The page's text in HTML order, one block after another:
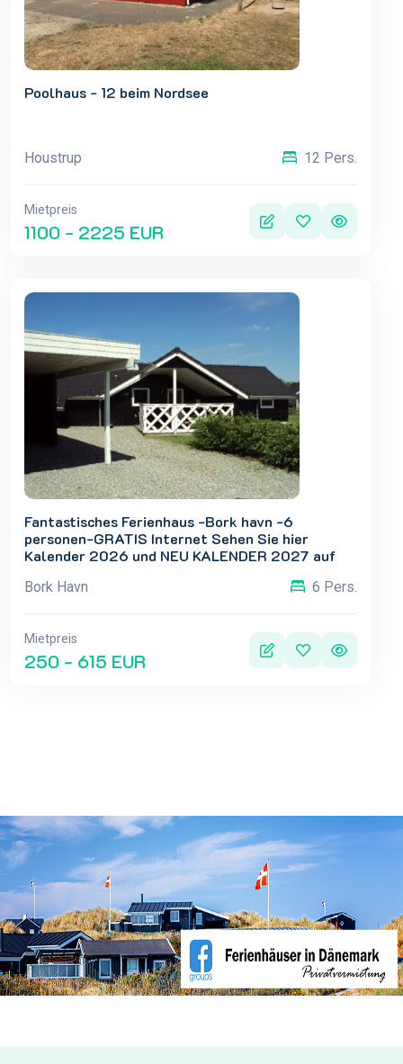
Poolhaus - 12 beim Nordsee
Houstrup 12 Pers.
Mietpreis
1100 - 2225 EUR
Fantastisches Ferienhaus -Bork havn -6
personen-GRATIS Internet Sehen Sie hier
Kalender 2026 und NEU KALENDER 2027 auf
Bork Havn 6 Pers.
Mietpreis
250 - 615 EUR